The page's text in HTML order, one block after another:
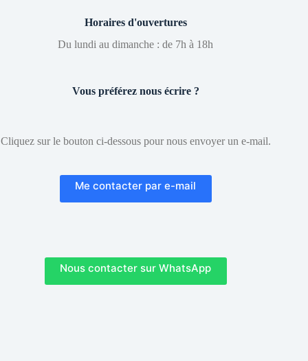
Horaires d'ouvertures
Du lundi au dimanche : de 7h à 18h
Vous préférez nous écrire ?
Cliquez sur le bouton ci-dessous pour nous envoyer un e-mail.
Me contacter par e-mail
Nous contacter sur WhatsApp